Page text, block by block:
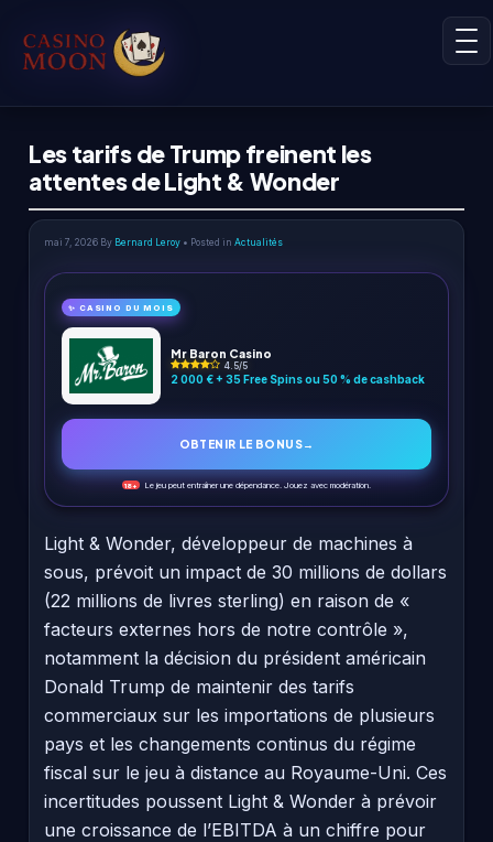
Les tarifs de Trump freinent les
attentes de Light & Wonder
mai 7, 2026 By Bernard Leroy • Posted in Actualités
✨ CASINO DU MOIS
Mr Baron Casino
4.5/5
2 000 € + 35 Free Spins ou 50 % de cashback
OBTENIR LE BONUS→
18+ Le jeu peut entraîner une dépendance. Jouez avec modération.
Light & Wonder, développeur de machines à
sous, prévoit un impact de 30 millions de dollars
(22 millions de livres sterling) en raison de «
facteurs externes hors de notre contrôle »,
notamment la décision du président américain
Donald Trump de maintenir des tarifs
commerciaux sur les importations de plusieurs
pays et les changements continus du régime
fiscal sur le jeu à distance au Royaume-Uni. Ces
incertitudes poussent Light & Wonder à prévoir
une croissance de l’EBITDA à un chiffre pour